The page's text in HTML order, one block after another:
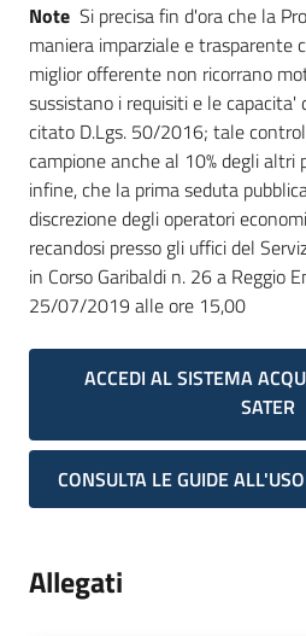
Note Si precisa fin d'ora che la
maniera imparziale e trasparente
miglior offerente non ricorrano
sussistano i requisiti e le
citato D.Lgs. 50/2016; tale
campione anche al 10% degli
infine, che la prima seduta
discrezione degli operatori
recandosi presso gli uffici del
in Corso Garibaldi n. 26 a Reggio
25/07/2019 alle ore 15,00
ACCEDI AL SISTEMA
SATER
CONSULTA LE GUIDE ALL'USO
Allegati